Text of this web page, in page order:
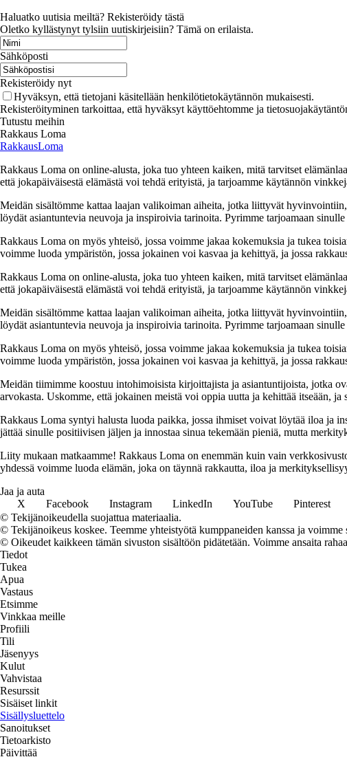
Haluatko uutisia meiltä? Rekisteröidy tästä
Oletko kyllästynyt tylsiin uutiskirjeisiin? Tämä on erilaista.
Sähköposti
Rekisteröidy nyt
Hyväksyn, että tietojani käsitellään henkilötietokäytännön mukaisesti.
Rekisteröityminen tarkoittaa, että hyväksyt käyttöehtomme ja
Tutustu meihin
Rakkaus Loma
RakkausLoma
Rakkaus Loma on online-alusta, joka tuo yhteen kaiken, mitä tarvitset
että jokapäiväisestä elämästä voi tehdä erityistä, ja tarjoamme käytännön
Meidän sisältömme kattaa laajan valikoiman aiheita, jotka liittyvät
löydät asiantuntevia neuvoja ja inspiroivia tarinoita. Pyrimme tarjoamaan
Rakkaus Loma on myös yhteisö, jossa voimme jakaa kokemuksia ja tukea
voimme luoda ympäristön, jossa jokainen voi kasvaa ja kehittyä, ja jossa
Rakkaus Loma on online-alusta, joka tuo yhteen kaiken, mitä tarvitset
että jokapäiväisestä elämästä voi tehdä erityistä, ja tarjoamme käytännön
Meidän sisältömme kattaa laajan valikoiman aiheita, jotka liittyvät
löydät asiantuntevia neuvoja ja inspiroivia tarinoita. Pyrimme tarjoamaan
Rakkaus Loma on myös yhteisö, jossa voimme jakaa kokemuksia ja tukea
voimme luoda ympäristön, jossa jokainen voi kasvaa ja kehittyä, ja jossa
Meidän tiimimme koostuu intohimoisista kirjoittajista ja asiantuntijoista, jotka
arvokasta. Uskomme, että jokainen meistä voi oppia uutta ja kehittää itseään,
Rakkaus Loma syntyi halusta luoda paikka, jossa ihmiset voivat löytää iloa ja
jättää sinulle positiivisen jäljen ja innostaa sinua tekemään pieniä, mutta
Liity mukaan matkaamme! Rakkaus Loma on enemmän kuin vain
yhdessä voimme luoda elämän, joka on täynnä rakkautta, iloa ja
Jaa ja auta
X
Facebook Instagram LinkedIn YouTube Pinterest
© Tekijänoikeudella suojattua materiaalia.
© Tekijänoikeus koskee. Teemme yhteistyötä kumppaneiden kanssa ja
© Oikeudet kaikkeen tämän sivuston sisältöön pidätetään. Voimme ansaita
Tiedot
Tukea
Apua
Vastaus
Etsimme
Vinkkaa meille
Profiili
Tili
Jäsenyys
Kulut
Vahvistaa
Resurssit
Sisäiset linkit
Sisällysluettelo
Sanoitukset
Tietoarkisto
Päivittää